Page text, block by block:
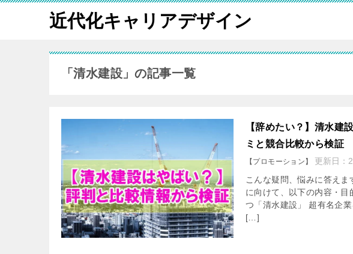
近代化キャリアデザイン
「清水建設」の記事一覧
【辞めたい？】清水建
ミと競合比較から検証
【プロモーション】 更新日：
こんな疑問、悩みに答えま
に向けて、以下の内容・
つ「清水建設」 超有名企
[…]